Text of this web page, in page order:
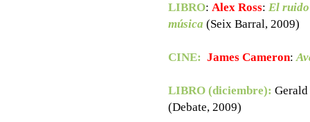
LIBRO: Alex Ross: El ruido
música (Seix Barral, 2009)
CINE: James Cameron:
LIBRO (diciembre):
(Debate, 2009)